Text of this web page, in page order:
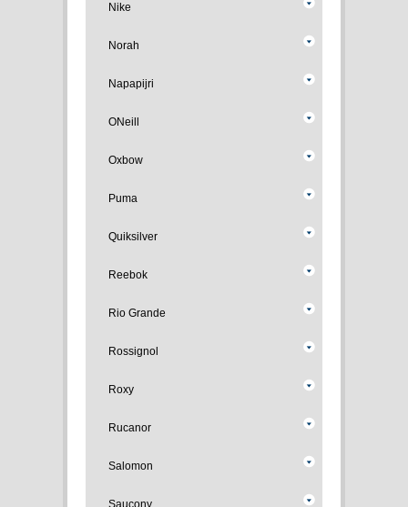
Nike
Norah
Napapijri
ONeill
Oxbow
Puma
Quiksilver
Reebok
Rio Grande
Rossignol
Roxy
Rucanor
Salomon
Saucony